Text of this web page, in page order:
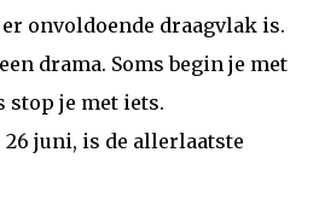
onvoldoende draagvlak is.
drama. Soms begin je met
stop je met iets.
26 juni, is de allerlaatste